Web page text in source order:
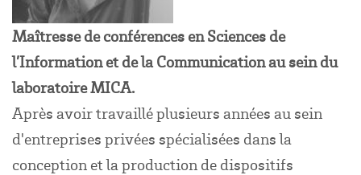
Maîtresse de conférences en Sciences de
l’Information et de la Communication au sein du
laboratoire MICA.
Après avoir travaillé plusieurs années au sein
d'entreprises privées spécialisées dans la
conception et la production de dispositifs